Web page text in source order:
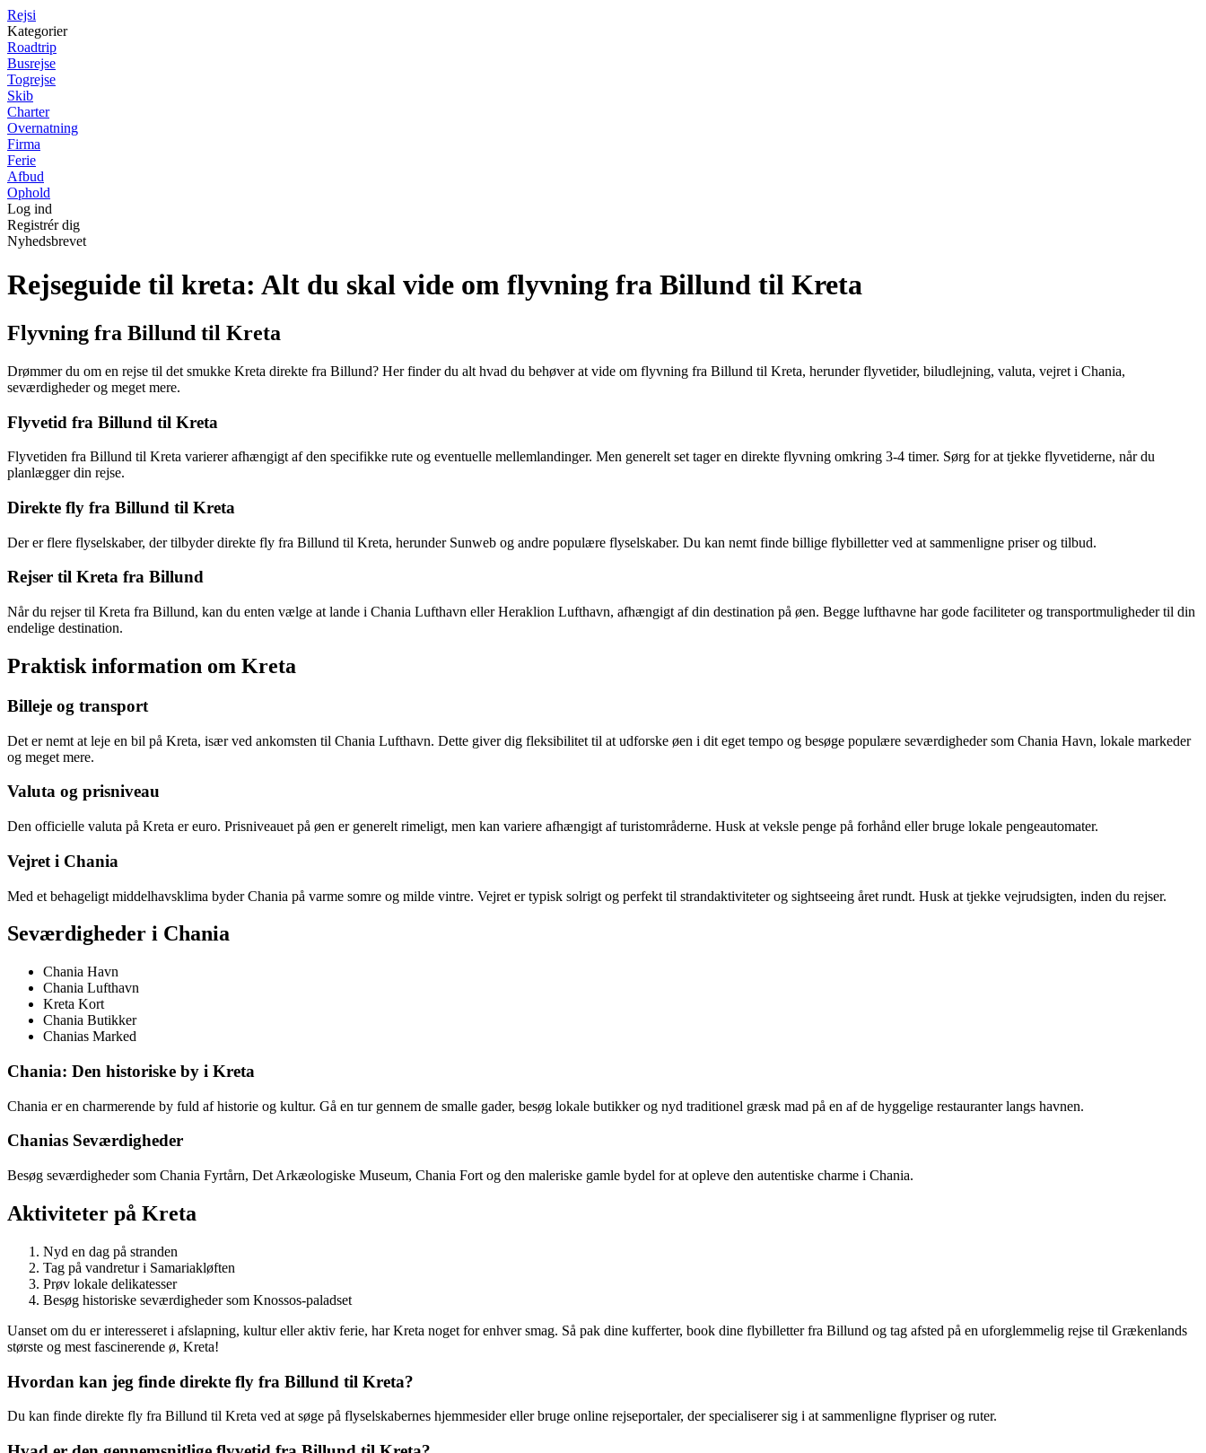
Rejsi
Kategorier
Roadtrip
Busrejse
Togrejse
Skib
Charter
Overnatning
Firma
Ferie
Afbud
Ophold
Log ind
Registrér dig
Nyhedsbrevet
Rejseguide til kreta: Alt du skal vide om flyvning fra Billund til Kreta
Flyvning fra Billund til Kreta
Drømmer du om en rejse til det smukke Kreta direkte fra Billund? Her finder du alt hvad du behøver at vide om flyvning fra Billund til Kreta, herunder flyvetider, biludlejning, valuta, vejret i Chania,
seværdigheder og meget mere.
Flyvetid fra Billund til Kreta
Flyvetiden fra Billund til Kreta varierer afhængigt af den specifikke rute og eventuelle mellemlandinger. Men generelt set tager en direkte flyvning omkring 3-4 timer. Sørg for at tjekke flyvetiderne, når du
planlægger din rejse.
Direkte fly fra Billund til Kreta
Der er flere flyselskaber, der tilbyder direkte fly fra Billund til Kreta, herunder Sunweb og andre populære flyselskaber. Du kan nemt finde billige flybilletter ved at sammenligne priser og tilbud.
Rejser til Kreta fra Billund
Når du rejser til Kreta fra Billund, kan du enten vælge at lande i Chania Lufthavn eller Heraklion Lufthavn, afhængigt af din destination på øen. Begge lufthavne har gode faciliteter og transportmuligheder til din
endelige destination.
Praktisk information om Kreta
Billeje og transport
Det er nemt at leje en bil på Kreta, især ved ankomsten til Chania Lufthavn. Dette giver dig fleksibilitet til at udforske øen i dit eget tempo og besøge populære seværdigheder som Chania Havn, lokale markeder
og meget mere.
Valuta og prisniveau
Den officielle valuta på Kreta er euro. Prisniveauet på øen er generelt rimeligt, men kan variere afhængigt af turistområderne. Husk at veksle penge på forhånd eller bruge lokale pengeautomater.
Vejret i Chania
Med et behageligt middelhavsklima byder Chania på varme somre og milde vintre. Vejret er typisk solrigt og perfekt til strandaktiviteter og sightseeing året rundt. Husk at tjekke vejrudsigten, inden du rejser.
Seværdigheder i Chania
Chania Havn
Chania Lufthavn
Kreta Kort
Chania Butikker
Chanias Marked
Chania: Den historiske by i Kreta
Chania er en charmerende by fuld af historie og kultur. Gå en tur gennem de smalle gader, besøg lokale butikker og nyd traditionel græsk mad på en af ​​de hyggelige restauranter langs havnen.
Chanias Seværdigheder
Besøg seværdigheder som Chania Fyrtårn, Det Arkæologiske Museum, Chania Fort og den maleriske gamle bydel for at opleve den autentiske charme i Chania.
Aktiviteter på Kreta
Nyd en dag på stranden
Tag på vandretur i Samariakløften
Prøv lokale delikatesser
Besøg historiske seværdigheder som Knossos-paladset
Uanset om du er interesseret i afslapning, kultur eller aktiv ferie, har Kreta noget for enhver smag. Så pak dine kufferter, book dine flybilletter fra Billund og tag afsted på en uforglemmelig rejse til Grækenlands
største og mest fascinerende ø, Kreta!
Hvordan kan jeg finde direkte fly fra Billund til Kreta?
Du kan finde direkte fly fra Billund til Kreta ved at søge på flyselskabernes hjemmesider eller bruge online rejseportaler, der specialiserer sig i at sammenligne flypriser og ruter.